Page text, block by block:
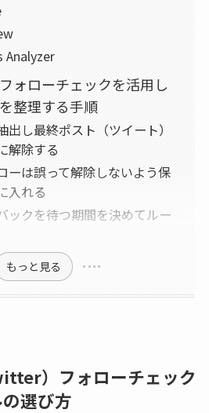
Analyzer
ォローチェックを活用し
整理する手順
出し最終ポスト（ツイート）
解除する
ーは誤って解除しないよう保
入れる
ックを待つ期間を決めてルー
もっと見る
）フォローチェック
選び方